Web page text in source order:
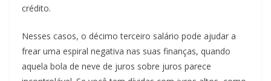
crédito.
Nesses casos, o décimo terceiro salário pode ajudar a
frear uma espiral negativa nas suas finanças, quando
aquela bola de neve de juros sobre juros parece